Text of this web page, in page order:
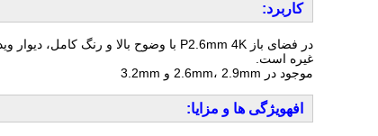
کاربرد:
غیره است.
موجود در 2.6mm، 2.9mm و 3.2mm
افهویژگی ها و مزایا: